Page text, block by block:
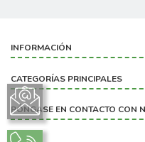
INFORMACIÓN
CATEGORÍAS PRINCIPALES
PÓNGASE EN CONTACTO CON